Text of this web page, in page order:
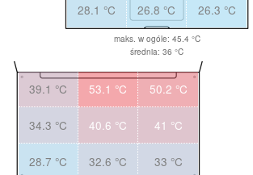
28.1 °C 26.8 °C 26.3 °C
maks. w ogóle: 45.4 °C
średnia: 36 °C
39.1 °C 53.1 °C 50.2 °C
34.3 °C 40.6 °C 41 °C
28.7 °C 32.6 °C 33 °C